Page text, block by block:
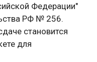
Федерации"
РФ № 256.
становится
для